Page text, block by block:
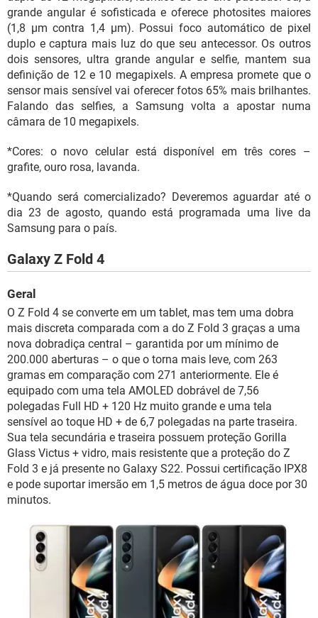
grande angular é sofisticada e oferece photosites maiores
(1,8 µm contra 1,4 µm). Possui foco automático de pixel
duplo e captura mais luz do que seu antecessor. Os outros
dois sensores, ultra grande angular e selfie, mantem sua
definição de 12 e 10 megapixels. A empresa promete que o
sensor mais sensível vai oferecer fotos 65% mais brilhantes.
Falando das selfies, a Samsung volta a apostar numa
câmara de 10 megapixels.
*Cores: o novo celular está disponível em três cores –
grafite, ouro rosa, lavanda.
*Quando será comercializado? Deveremos aguardar até o
dia 23 de agosto, quando está programada uma live da
Samsung para o país.
Galaxy Z Fold 4
Geral
O Z Fold 4 se converte em um tablet, mas tem uma dobra
mais discreta comparada com a do Z Fold 3 graças a uma
nova dobradiça central – garantida por um mínimo de
200.000 aberturas – o que o torna mais leve, com 263
gramas em comparação com 271 anteriormente. Ele é
equipado com uma tela AMOLED dobrável de 7,56
polegadas Full HD + 120 Hz muito grande e uma tela
sensível ao toque HD + de 6,7 polegadas na parte traseira.
Sua tela secundária e traseira possuem proteção Gorilla
Glass Victus + vidro, mais resistente que a proteção do Z
Fold 3 e já presente no Galaxy S22. Possui certificação IPX8
e pode suportar imersão em 1,5 metros de água doce por 30
minutos.